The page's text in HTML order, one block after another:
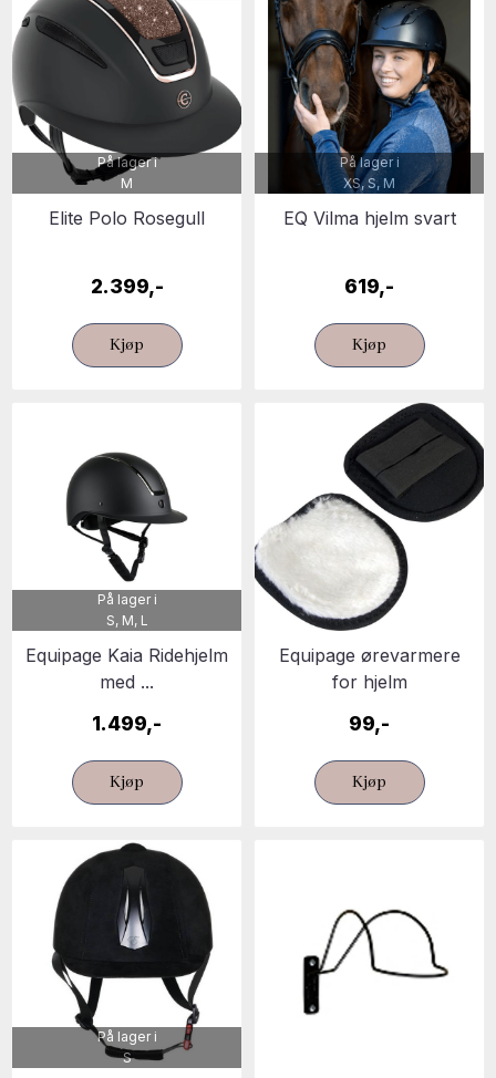
På lager i
M
Elite Polo Rosegull
2.399,-
Kjøp
På lager i
XS, S, M
EQ Vilma hjelm svart
619,-
Kjøp
På lager i
S, M, L
Equipage Kaia Ridehjelm
med ...
1.499,-
Kjøp
Equipage ørevarmere
for hjelm
99,-
Kjøp
På lager i
S